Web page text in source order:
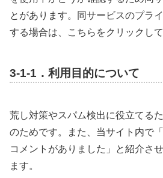
とがあります。同サービスのプラ
する場合は、こちらをクリックして
3-1-1．利用目的について
荒し対策やスパム検出に役立てる
のためです。また、当サイト内で
コメントがありました」と紹介さ
ます。